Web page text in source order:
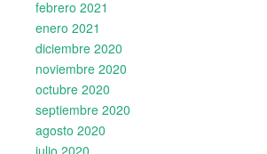
febrero 2021
enero 2021
diciembre 2020
noviembre 2020
octubre 2020
septiembre 2020
agosto 2020
julio 2020